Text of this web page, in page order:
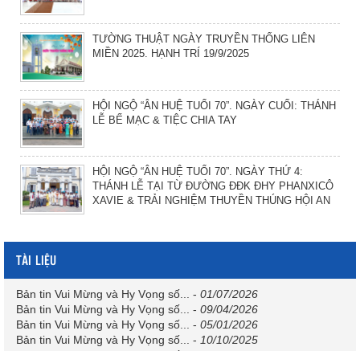
TƯỜNG THUẬT NGÀY TRUYỀN THỐNG LIÊN
MIỀN 2025. HẠNH TRÍ 19/9/2025
HỘI NGỘ “ÂN HUỆ TUỔI 70”. NGÀY CUỐI: THÁNH
LỄ BẾ MẠC & TIỆC CHIA TAY
HỘI NGỘ “ÂN HUỆ TUỔI 70”. NGÀY THỨ 4:
THÁNH LỄ TẠI TỪ ĐƯỜNG ĐĐK ĐHY PHANXICÔ
XAVIE & TRẢI NGHIỆM THUYỀN THÚNG HỘI AN
TÀI LIỆU
Bản tin Vui Mừng và Hy Vọng số... - 01/07/2026
Bản tin Vui Mừng và Hy Vọng số... - 09/04/2026
Bản tin Vui Mừng và Hy Vọng số... - 05/01/2026
Bản tin Vui Mừng và Hy Vọng số... - 10/10/2025